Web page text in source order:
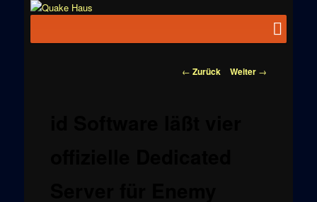
News zu
Beitragsnavigation
← Zurück Weiter →